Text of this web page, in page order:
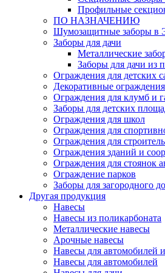
Профильные
ПО НАЗНАЧЕНИЮ
Шумозащитные заборы в
Заборы для дачи
Металлические
Заборы для дачи из
Ограждения для детских
Декоративные ограждения
Ограждения для клумб и
Заборы для детских
Ограждения для школ
Ограждения для
Ограждения для
Ограждения зданий и
Ограждения для стоянок
Ограждение парков
Заборы для загородного
Другая продукция
Навесы
Навесы из поликарбоната
Металлические навесы
Арочные навесы
Навесы для автомобилей
Навесы для автомобилей